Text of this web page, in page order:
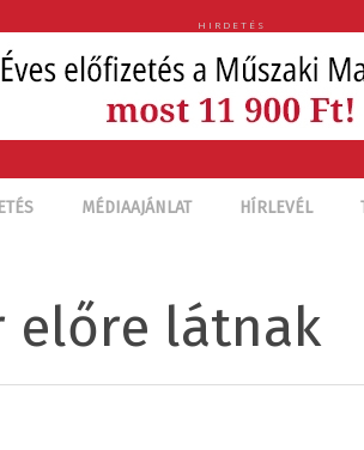
HIRDETÉS
MÉDIAAJÁNLAT HÍRLEVÉL
előre látnak